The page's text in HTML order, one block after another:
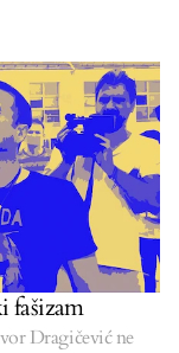
fašizam
Dragičević ne